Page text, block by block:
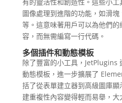
圖像處理到進階的功能，如滑
等。這意味著用戶可以為他們
容，而無需編寫一行代碼。
多個插件和動態模板
除了豐富的小工具，JetPlugins
動態模板，進一步擴展了
括了從表單建立器到高級圖庫
建重複性內容變得輕而易舉，大